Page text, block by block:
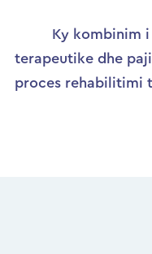
Ky kombinim
terapeutike dhe
proces rehabilitimi